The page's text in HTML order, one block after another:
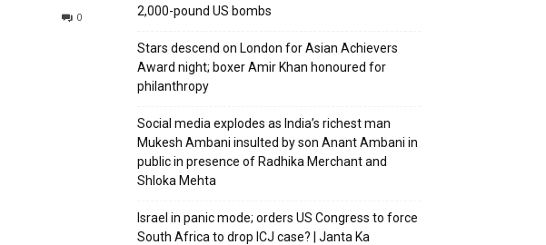
0
2,000-pound US bombs
Stars descend on London for Asian Achievers
Award night; boxer Amir Khan honoured for
philanthropy
Social media explodes as India’s richest man
Mukesh Ambani insulted by son Anant Ambani in
public in presence of Radhika Merchant and
Shloka Mehta
Israel in panic mode; orders US Congress to force
South Africa to drop ICJ case? | Janta Ka